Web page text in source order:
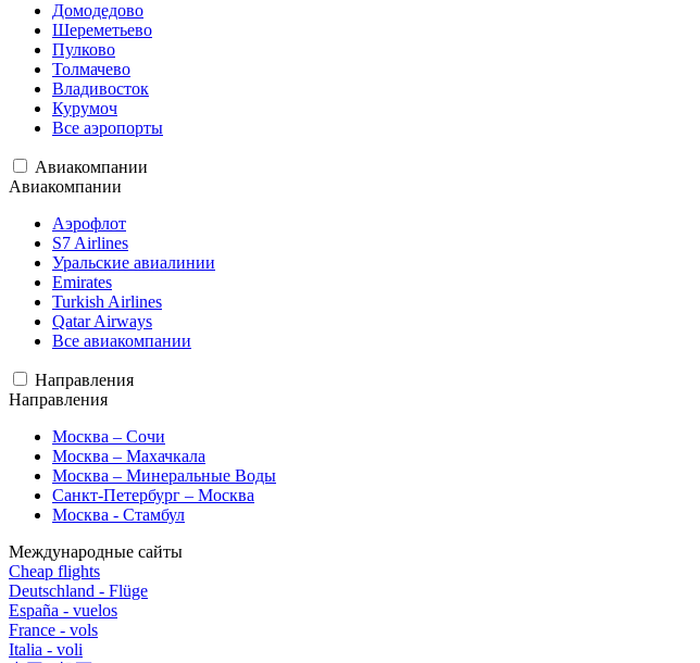
Домодедово
Шереметьево
Пулково
Толмачево
Владивосток
Курумоч
Все аэропорты
Авиакомпании
Авиакомпании
Аэрофлот
S7 Airlines
Уральские авиалинии
Emirates
Turkish Airlines
Qatar Airways
Все авиакомпании
Направления
Направления
Москва – Сочи
Москва – Махачкала
Москва – Минеральные Воды
Санкт-Петербург – Москва
Москва - Стамбул
Международные сайты
Cheap flights
Deutschland - Flüge
España - vuelos
France - vols
Italia - voli